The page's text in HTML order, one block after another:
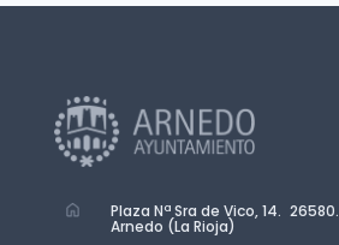
Plaza Nª Sra de Vico, 14. 26580.
Arnedo (La Rioja)